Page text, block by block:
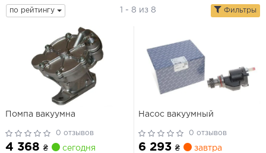
по рейтингу 1 - 8 из 8 Фильтры
Помпа вакуумна
0 отзывов
4 368 ₴ сегодня
Насос вакуумный
0 отзывов
6 293 ₴
завтра